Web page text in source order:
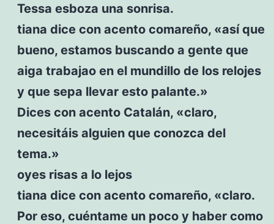
Tessa esboza una sonrisa.
tiana dice con acento comareño, «así que
bueno, estamos buscando a gente que
aiga trabajao en el mundillo de los relojes
y que sepa llevar esto palante.»
Dices con acento Catalán, «claro,
necesitáis alguien que conozca del
tema.»
oyes risas a lo lejos
tiana dice con acento comareño, «claro.
Por eso, cuéntame un poco y haber como